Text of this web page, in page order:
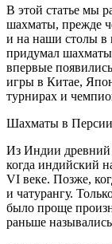
В этой статье мы
шахматы, прежде
и на наши столы в
придумал
впервые
игры в Китае,
турнирах и
Шахматы в Персии
Из Индии древний
когда индийский
VI веке. Позже,
и чатурангу.
было проще
раньше